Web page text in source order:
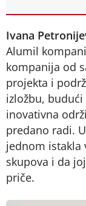
Ivana
Alumil
kompanija od
projekta i
izložbu,
inovativna
predano radi.
jednom istakla
skupova i da
priče.